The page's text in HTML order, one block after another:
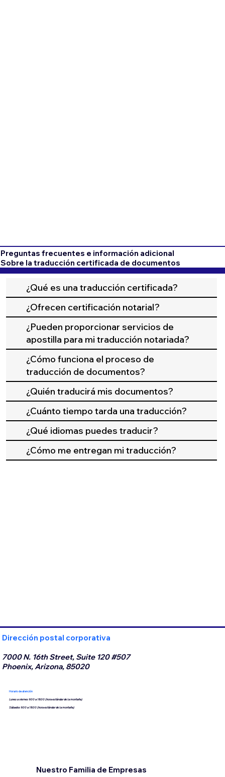
Preguntas frecuentes e información adicional
Sobre la traducción certificada de documentos
¿Qué es una traducción certificada?
¿Ofrecen certificación notarial?
¿Pueden proporcionar servicios de
apostilla para mi traducción notariada?
¿Cómo funciona el proceso de
traducción de documentos?
¿Quién traducirá mis documentos?
¿Cuánto tiempo tarda una traducción?
¿Qué idiomas puedes traducir?
¿Cómo me entregan mi traducción?
Dirección postal corporativa
7000 N. 16th Street, Suite 120 #507
Phoenix, Arizona, 85020
Horario de atención
Lunes a viernes 9:00 a 18:00 (hora estándar de la montaña)
Sábados 9:00 a 18:00 (hora estándar de la montaña)
Nuestro Familia de Empresas